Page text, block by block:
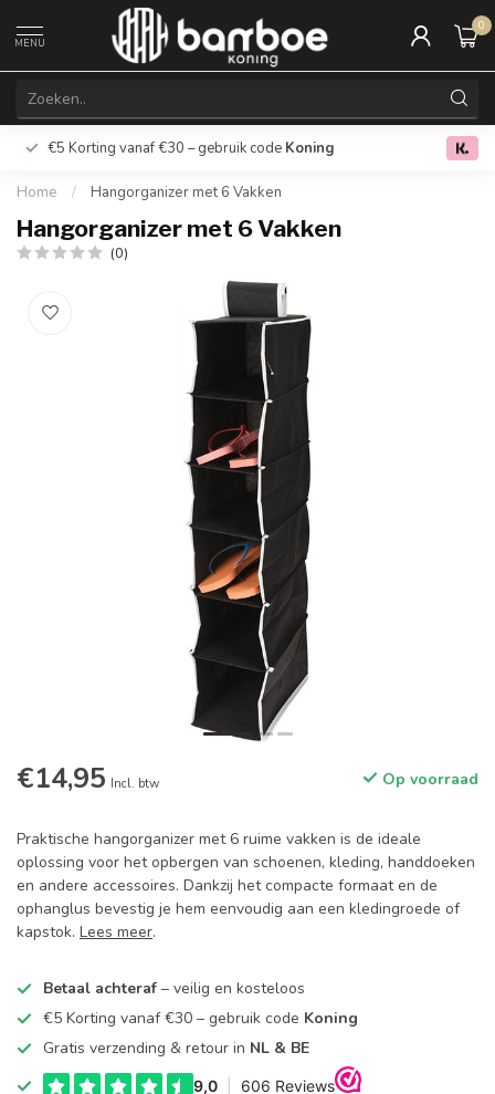
MENU
0
€5 Korting vanaf €30 – gebruik code Koning Gratis
Home / Hangorganizer met 6 Vakken
Hangorganizer met 6 Vakken
(0)
€14,95 Incl. btw Op voorraad
Praktische hangorganizer met 6 ruime vakken is de ideale
oplossing voor het opbergen van schoenen, kleding, handdoeken
en andere accessoires. Dankzij het compacte formaat en de
ophanglus bevestig je hem eenvoudig aan een kledingroede of
kapstok. Lees meer.
Betaal achteraf – veilig en kosteloos
€5 Korting vanaf €30 – gebruik code Koning
Gratis verzending & retour in NL & BE